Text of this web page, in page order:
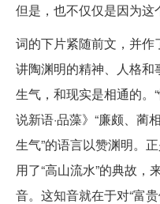
但是，也不仅仅是因为这
词的下片紧随前文，并
讲陶渊明的精神、人格
生气，和现实是相通的。
说新语·品藻》“廉颇、蔺
生气”的语言以赞渊明。
用了“高山流水”的典故，
音。这知音就在于对“富